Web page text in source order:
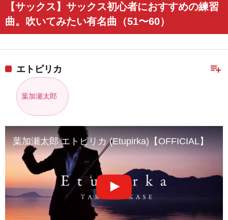
【サックス】サックス初心者におすすめの練習
曲。吹いてみたい有名曲（51〜60）
playlist_add
エトピリカ
葉加瀬太郎
葉加瀬太郎 エトピリカ (Etupirka)【OFFICIAL】